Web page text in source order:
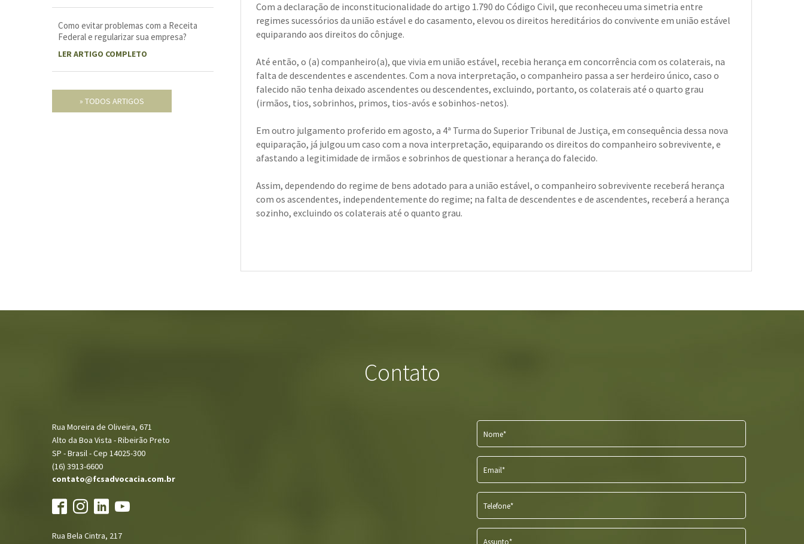
Como evitar problemas com a Receita
Federal e regularizar sua empresa?
LER ARTIGO COMPLETO
» TODOS ARTIGOS
Com a declaração de inconstitucionalidade do artigo 1.790 do Código Civil, que reconheceu uma simetria entre
regimes sucessórios da união estável e do casamento, elevou os direitos hereditários do convivente em união estável
equiparando aos direitos do cônjuge.
Até então, o (a) companheiro(a), que vivia em união estável, recebia herança em concorrência com os colaterais, na
falta de descendentes e ascendentes. Com a nova interpretação, o companheiro passa a ser herdeiro único, caso o
falecido não tenha deixado ascendentes ou descendentes, excluindo, portanto, os colaterais até o quarto grau
(irmãos, tios, sobrinhos, primos, tios-avós e sobinhos-netos).
Em outro julgamento proferido em agosto, a 4ª Turma do Superior Tribunal de Justiça, em consequência dessa nova
equiparação, já julgou um caso com a nova interpretação, equiparando os direitos do companheiro sobrevivente, e
afastando a legitimidade de irmãos e sobrinhos de questionar a herança do falecido.
Assim, dependendo do regime de bens adotado para a união estável, o companheiro sobrevivente receberá herança
com os ascendentes, independentemente do regime; na falta de descendentes e de ascendentes, receberá a herança
sozinho, excluindo os colaterais até o quanto grau.
Contato
Rua Moreira de Oliveira, 671
Alto da Boa Vista - Ribeirão Preto
SP - Brasil - Cep 14025-300
(16) 3913-6600
contato@fcsadvocacia.com.br
Rua Bela Cintra, 217
Nome*
Email*
Telefone*
Assunto*